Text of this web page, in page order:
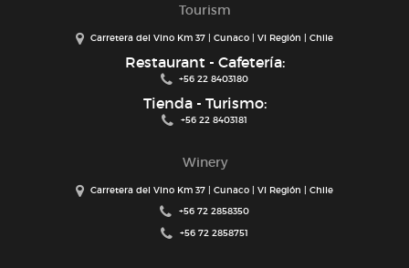
Tourism
Carretera del Vino Km 37 | Cunaco | VI Región | Chile
Restaurant - Cafetería:
+56 22 8403180
Tienda - Turismo:
+56 22 8403181
Winery
Carretera del Vino Km 37 | Cunaco | VI Región | Chile
+56 72 2858350
+56 72 2858751